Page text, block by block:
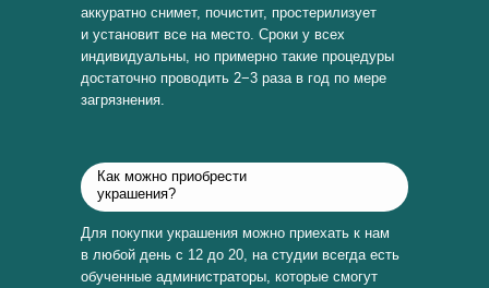
аккуратно снимет, почистит, простерилизует
и установит все на место. Сроки у всех
индивидуальны, но примерно такие процедуры
достаточно проводить 2−3 раза в год по мере
загрязнения.
Как можно приобрести
украшения?
Для покупки украшения можно приехать к нам
в любой день с 12 до 20, на студии всегда есть
обученные администраторы, которые смогут